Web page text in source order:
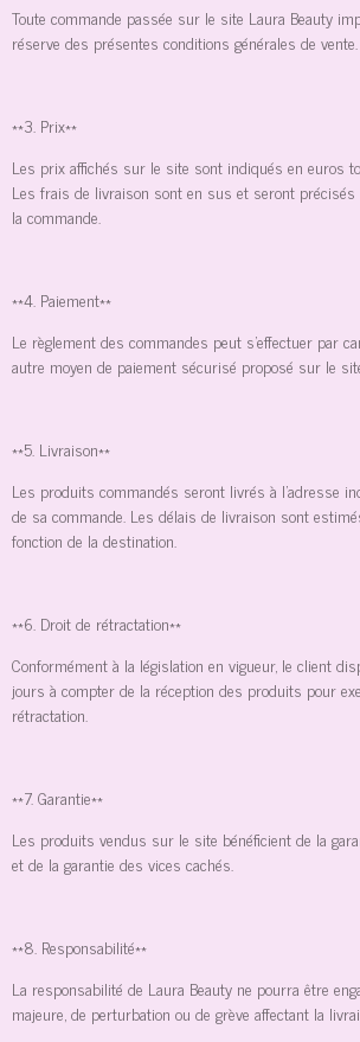
Toute commande passée sur le site Laura Beauty
réserve des présentes conditions générales de vente.
**3. Prix**
Les prix affichés sur le site sont indiqués en euros
Les frais de livraison sont en sus et seront précisés
la commande.
**4. Paiement**
Le règlement des commandes peut s'effectuer par
autre moyen de paiement sécurisé proposé sur le
**5. Livraison**
Les produits commandés seront livrés à l'adresse
de sa commande. Les délais de livraison sont
fonction de la destination.
**6. Droit de rétractation**
Conformément à la législation en vigueur, le client
jours à compter de la réception des produits pour
rétractation.
**7. Garantie**
Les produits vendus sur le site bénéficient de la
et de la garantie des vices cachés.
**8. Responsabilité**
La responsabilité de Laura Beauty ne pourra être
majeure, de perturbation ou de grève affectant la